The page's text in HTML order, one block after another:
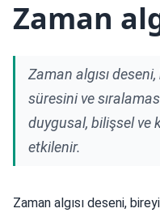
Zaman
Zaman algısı deseni,
süresini ve
duygusal, bilişsel ve
etkilenir.
Zaman algısı deseni,